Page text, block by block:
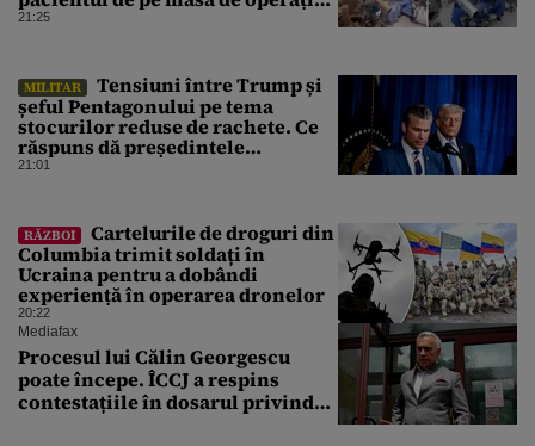
cu propriile corpuri
21:25
MILITAR
Tensiuni între Trump și
șeful Pentagonului pe tema
stocurilor reduse de rachete. Ce
răspuns dă președintele
american
21:01
RĂZBOI
Cartelurile de droguri din
Columbia trimit soldați în
Ucraina pentru a dobândi
experiență în operarea dronelor
20:22
Mediafax
Procesul lui Călin Georgescu
poate începe. ÎCCJ a respins
contestațiile în dosarul privind